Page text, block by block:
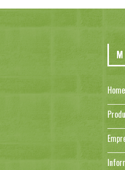
Home